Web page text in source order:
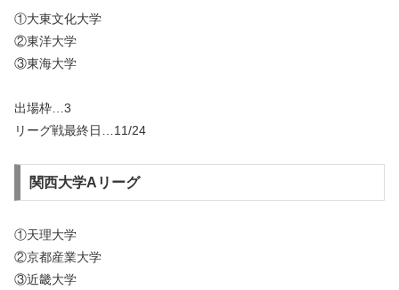
①大東文化大学
②東洋大学
③東海大学
出場枠…3
リーグ戦最終日…11/24
関西大学Aリーグ
①天理大学
②京都産業大学
③近畿大学